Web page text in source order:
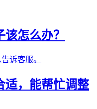
怎么办？
诉客服。
适，能帮忙调整